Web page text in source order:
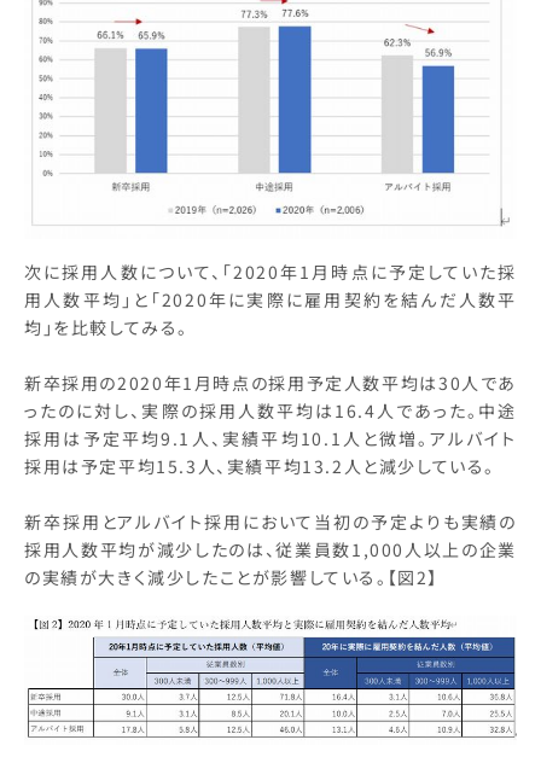
次に採用人数について、「2020年1月時点に予定していた採
用人数平均」と「2020年に実際に雇用契約を結んだ人数平
均」を比較してみる。
新卒採用の2020年1月時点の採用予定人数平均は30人であ
ったのに対し、実際の採用人数平均は16.4人であった。中途
採用は予定平均9.1人、実績平均10.1人と微増。アルバイト
採用は予定平均15.3人、実績平均13.2人と減少している。
新卒採用とアルバイト採用において当初の予定よりも実績の
採用人数平均が減少したのは、従業員数1,000人以上の企業
の実績が大きく減少したことが影響している。【図2】